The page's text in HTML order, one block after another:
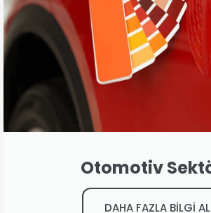
Otomotiv
DAHA FAZLA BİLGİ AL